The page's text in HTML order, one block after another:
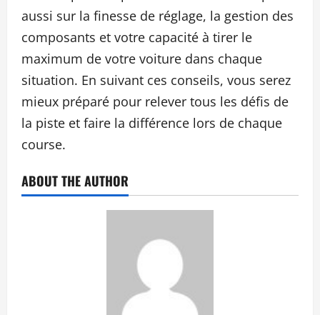
aussi sur la finesse de réglage, la gestion des
composants et votre capacité à tirer le
maximum de votre voiture dans chaque
situation. En suivant ces conseils, vous serez
mieux préparé pour relever tous les défis de
la piste et faire la différence lors de chaque
course.
ABOUT THE AUTHOR